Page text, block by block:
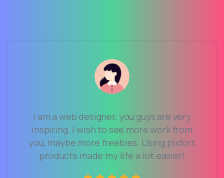
I am a web designer, you guys are very
inspiring. I wish to see more work from
you, maybe more freebies. Using pixfort
products made my life a lot easier!